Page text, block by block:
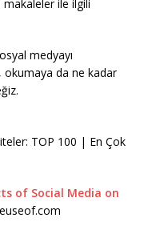
makaleler ile ilgili
medyayı
okumaya da ne kadar
TOP 100 | En Çok
of Social Media on